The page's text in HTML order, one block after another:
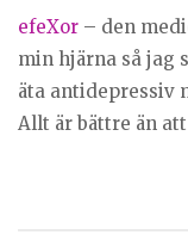
efeXor – den
min hjärna så jag
äta antidepressiv
Allt är bättre än